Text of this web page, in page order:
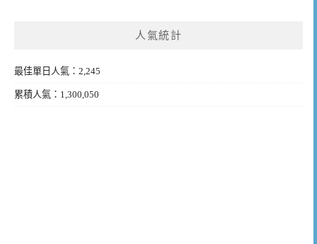
人氣統計
最佳單日人氣：2,245
累積人氣：1,300,050